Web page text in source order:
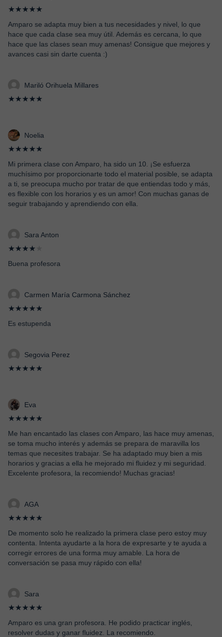
★★★★★
Amparo se adapta muy bien a tus necesidades y nivel, lo que
hace que cada clase sea muy útil. Además es cercana, lo que
hace que las clases sean muy amenas! Consigue que mejores y
avances casi sin darte cuenta :)
Mariló Orihuela Millares
★★★★★
Noelia
★★★★★
Mi primera clase con Amparo, ha sido un 10. ¡Se esfuerza
muchísimo por proporcionarte todo el material posible, se adapta
a ti, se preocupa mucho por tratar de que entiendas todo y más,
es flexible con los horarios y es un amor! Con muchas ganas de
seguir trabajando y aprendiendo con ella.
Sara Anton
★★★★
Buena profesora
Carmen María Carmona Sánchez
★★★★★
Es estupenda
Segovia Perez
★★★★★
Eva
★★★★★
Me han encantado las clases con Amparo, las hace muy amenas,
se toma mucho interés y además se prepara de maravilla los
temas que necesites trabajar. Se ha adaptado muy bien a mis
horarios y gracias a ella he mejorado mi fluidez y mi seguridad.
Excelente profesora, la recomiendo! Muchas gracias!
AGA
★★★★★
De momento solo he realizado la primera clase pero estoy muy
contenta. Intenta ayudarte a la hora de expresarte y te ayuda a
corregir errores de una forma muy amable. La hora de
conversación se pasa muy rápido con ella!
Sara
★★★★★
Amparo es una gran profesora. He podido practicar inglés,
resolver dudas y ganar fluidez. La recomiendo.